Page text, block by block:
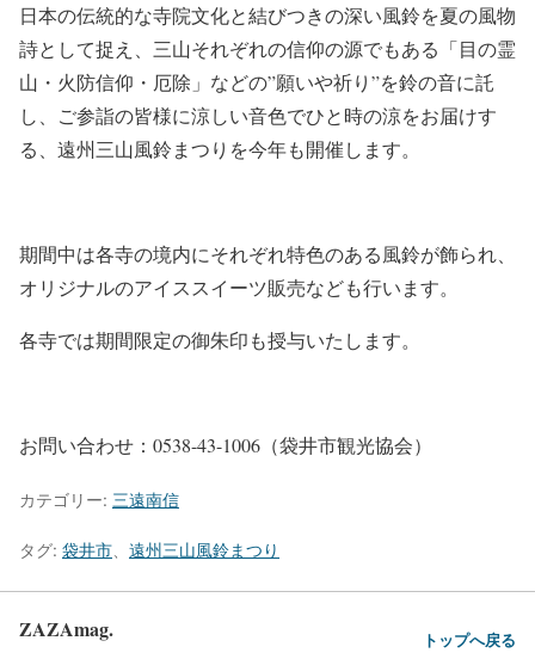
日本の伝統的な寺院文化と結びつきの深い風鈴を夏の風物
詩として捉え、三山それぞれの信仰の源でもある「目の霊
山・火防信仰・厄除」などの”願いや祈り”を鈴の音に託
し、ご参詣の皆様に涼しい音色でひと時の涼をお届けす
る、遠州三山風鈴まつりを今年も開催します。
期間中は各寺の境内にそれぞれ特色のある風鈴が飾られ、
オリジナルのアイススイーツ販売なども行います。
各寺では期間限定の御朱印も授与いたします。
お問い合わせ：0538-43-1006（袋井市観光協会）
カテゴリー: 三遠南信
タグ: 袋井市 遠州三山風鈴まつり
ZAZAmag. トップへ戻る